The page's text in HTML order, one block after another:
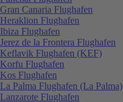
Gran Canaria Flughafen
Heraklion Flughafen
Ibiza Flughafen
Jerez de la Frontera Flughafen
Keflavik Flughafen (KEF)
Korfu Flughafen
Kos Flughafen
La Palma Flughafen (La Palma)
Lanzarote Flughafen